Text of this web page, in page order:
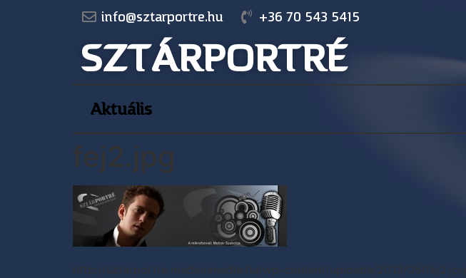
info@sztarportre.hu +36 70 543 5415
SZTÁRPORTRÉ
Aktuális
fej2.jpg
http://sztarportre.madeinmedia.hu/wp-content/uploads/2013/05/fej2.jpg